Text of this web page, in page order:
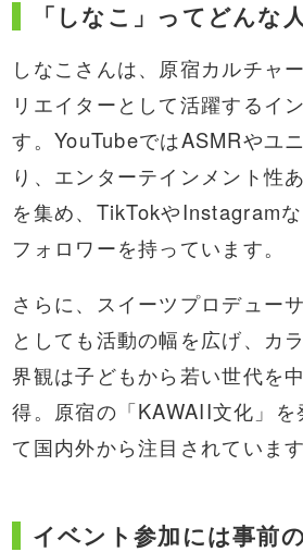
「しなこ」ってどんな
しなこさんは、原宿カルチャ
リエイターとして活躍するイ
す。YouTubeではASMRやユ
り、エンターテインメント性
を集め、TikTokやInstagram
フォロワーを持っています。
さらに、スイーツプロデュー
としても活動の幅を広げ、カ
界観は子どもから若い世代を
得。原宿の「KAWAII文化」を
て国内外から注目されています
イベント参加には事前